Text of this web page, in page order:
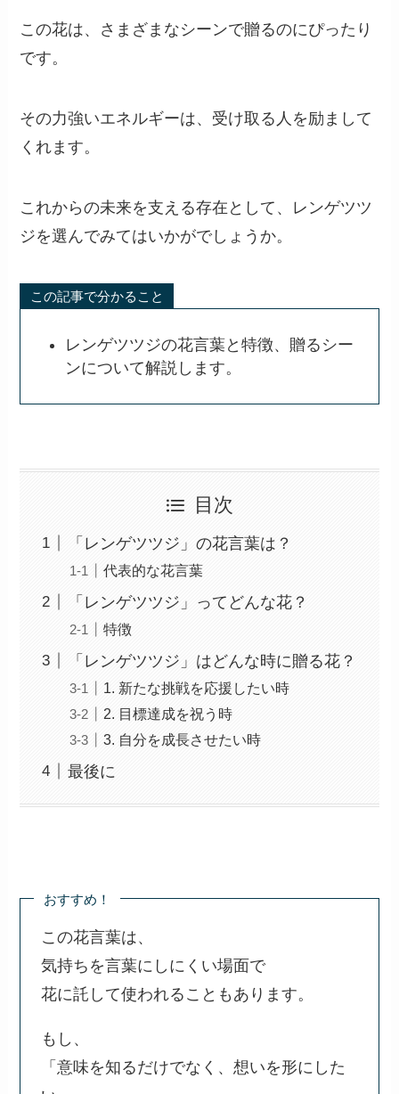
この花は、さまざまなシーンで贈るのにぴったり
です。
その力強いエネルギーは、受け取る人を励まして
くれます。
これからの未来を支える存在として、レンゲツツ
ジを選んでみてはいかがでしょうか。
この記事で分かること
レンゲツツジの花言葉と特徴、贈るシー
ンについて解説します。
目次
「レンゲツツジ」の花言葉は？
代表的な花言葉
「レンゲツツジ」ってどんな花？
特徴
「レンゲツツジ」はどんな時に贈る花？
1. 新たな挑戦を応援したい時
2. 目標達成を祝う時
3. 自分を成長させたい時
最後に
おすすめ！
この花言葉は、
気持ちを言葉にしにくい場面で
花に託して使われることもあります。
もし、
「意味を知るだけでなく、想いを形にした